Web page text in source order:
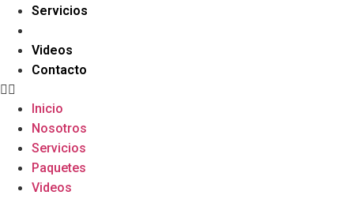
Servicios
Videos
Contacto
Inicio
Nosotros
Servicios
Paquetes
Videos